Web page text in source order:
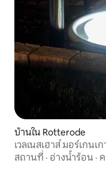
บ้านใน Rotterode
เวลเนสเฮาส์ มอร์เกน
สถานที่ · อ่างน้ำร้อน ·